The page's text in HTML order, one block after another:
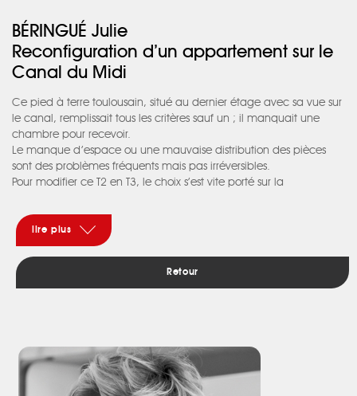
BÉRINGUÉ Julie
Reconfiguration d’un appartement sur le
Canal du Midi
Ce pied à terre toulousain, situé au dernier étage avec sa vue sur
le canal, remplissait tous les critères sauf un ; il manquait une
chambre pour recevoir.
Le manque d’espace ou une mauvaise distribution des pièces
sont des problèmes fréquents mais pas irréversibles.
Pour modifier ce T2 en T3, le choix s’est vite porté sur la
proportions généreuses.
Une fois reconfiguré, l’espace gagné a permis la création d’une
chambre secondaire très modulable avec ses portes repliantes.
La nouvelle salle de bain conserve un joli volume, dans un esprit
art déco, et la chambre est enrichie d’une tête de lit intégrant
huit clos et la nouvelle chambre ne se retrouve pas mise au
placard !
Côté jour, la création d’un comptoir a remplacé la cloison qui
lire plus
Retour